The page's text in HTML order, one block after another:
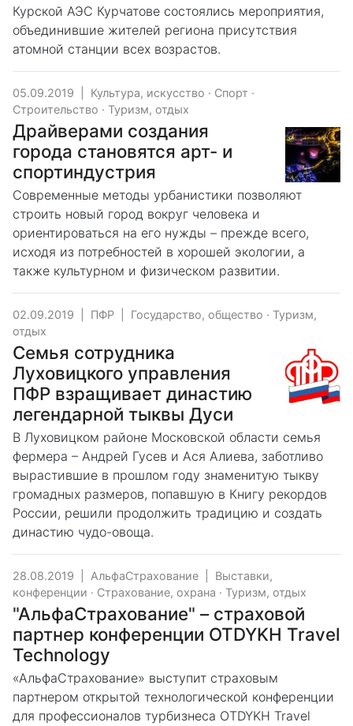
Курской АЭС Курчатове состоялись мероприятия,
объединившие жителей региона присутствия
атомной станции всех возрастов.
05.09.2019 Культура, искусство · Спорт ·
Строительство · Туризм, отдых
Драйверами создания
города становятся арт- и
спортиндустрия
Современные методы урбанистики позволяют
строить новый город вокруг человека и
ориентироваться на его нужды – прежде всего,
исходя из потребностей в хорошей экологии, а
также культурном и физическом развитии.
02.09.2019 ПФР Государство, общество · Туризм,
отдых
Семья сотрудника
Луховицкого управления
ПФР взращивает династию
легендарной тыквы Дуси
В Луховицком районе Московской области семья
фермера – Андрей Гусев и Ася Алиева, заботливо
вырастившие в прошлом году знаменитую тыкву
громадных размеров, попавшую в Книгу рекордов
России, решили продолжить традицию и создать
династию чудо-овоща.
28.08.2019 АльфаСтрахование
Выставки,
конференции · Страхование, охрана · Туризм, отдых
"АльфаСтрахование" – страховой
партнер конференции OTDYKH Travel
Technology
«АльфаСтрахование» выступит страховым
партнером открытой технологической конференции
для профессионалов турбизнеса OTDYKH Travel